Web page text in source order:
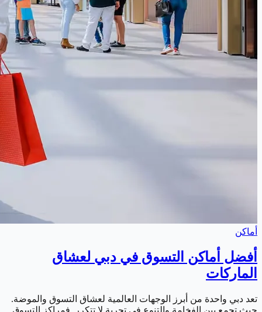
أماكن
أفضل أماكن التسوق في دبي لعشاق
الماركات
تعد دبي واحدة من أبرز الوجهات العالمية لعشاق التسوق والموضة.